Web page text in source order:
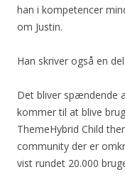
han i kompetencer
om Justin.
Han skriver også en
Det bliver spændende
kommer til at blive
ThemeHybrid Child
community der er
vist rundet 20.000